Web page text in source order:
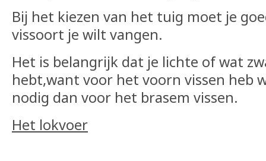
Bij het kiezen van het tuig moet je
vissoort je wilt vangen.
Het is belangrijk dat je lichte of wat
hebt,want voor het voorn vissen heb
nodig dan voor het brasem vissen.
Het lokvoer